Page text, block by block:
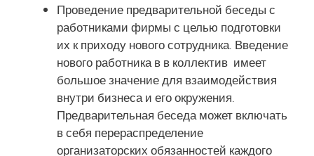
Проведение предварительной беседы с
работниками фирмы с целью подготовки
их к приходу нового сотрудника. Введение
нового работника в в коллектив имеет
большое значение для взаимодействия
внутри бизнеса и его окружения.
Предварительная беседа может включать
в себя перераспределение
организаторских обязанностей каждого